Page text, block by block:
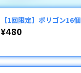
【1回限定】ポリゴン16個
¥480